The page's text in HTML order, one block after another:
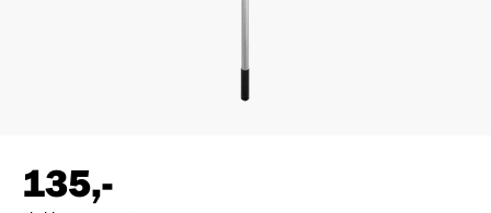
135,-